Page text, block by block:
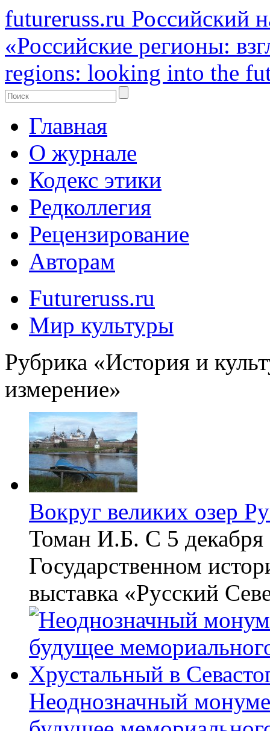
futureruss.ru Российский
«Российские регионы:
regions: looking into the
Главная
О журнале
Кодекс этики
Редколлегия
Рецензирование
Авторам
Futureruss.ru
Мир культуры
Рубрика «История и
измерение»
Вокруг великих озер
Томан И.Б. С 5 декабря
Государственном
выставка «Русский
Неоднозначный